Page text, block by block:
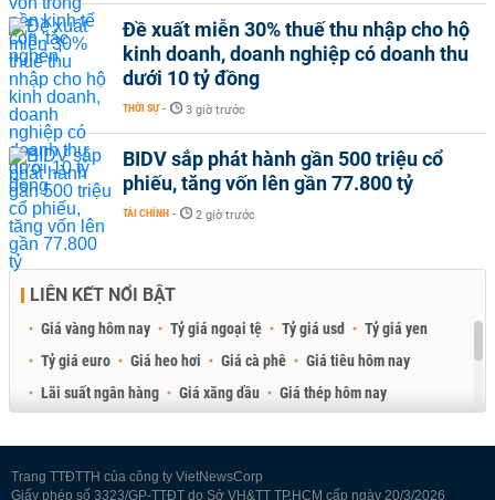
Đề xuất miễn 30% thuế thu nhập cho hộ
kinh doanh, doanh nghiệp có doanh thu
dưới 10 tỷ đồng
THỜI SỰ - 3 giờ trước
BIDV sắp phát hành gần 500 triệu cổ
phiếu, tăng vốn lên gần 77.800 tỷ
TÀI CHÍNH - 2 giờ trước
LIÊN KẾT NỔI BẬT
Giá vàng hôm nay Tỷ giá ngoại tệ Tỷ giá usd
Tỷ giá yen
Tỷ giá euro
Giá heo hơi Giá cà phê
Giá tiêu hôm nay
Lãi suất ngân hàng
Giá xăng dầu
Giá thép hôm nay
Trang TTĐTTH của công ty VietNewsCorp
Giấy phép số 3323/GP-TTĐT do Sở VH&TT TP.HCM cấp ngày 20/3/2026